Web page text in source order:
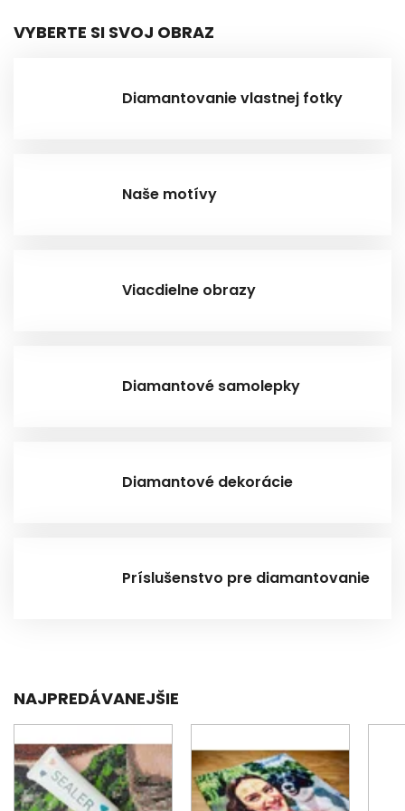
VYBERTE SI SVOJ OBRAZ
Diamantovanie vlastnej fotky
Naše motívy
Viacdielne obrazy
Diamantové samolepky
Diamantové dekorácie
Príslušenstvo pre diamantovanie
NAJPREDÁVANEJŠIE